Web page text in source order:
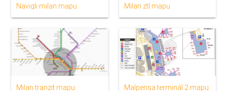
Navigli milan mapu Milan ztl mapu
Milan tranzit mapu Malpensa terminál 2 mapu